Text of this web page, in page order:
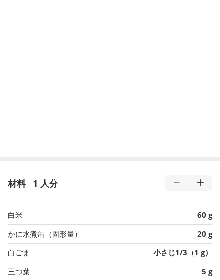
材料 1 人分
白米
60 g
かに水煮缶（固形量）
20 g
白ごま
小さじ1/3（1 g）
三つ葉
5 g